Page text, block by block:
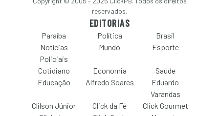
reservados.
EDITORIAS
Paraíba Política
Brasil
Notícias
Policiais
Mundo Esporte
Cotidiano Economia
Saúde
Educação
Alfredo Soares
Eduardo
Varandas
Clilson Júnior
Click da Fé
Click Gourmet